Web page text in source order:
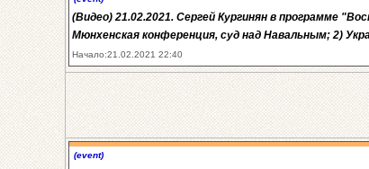
(Видео) 21.02.2021. Сергей Кургинян в программе
Мюнхенская конференция, суд над Навальным; 2)
Начало:21.02.2021 22:40
(event)